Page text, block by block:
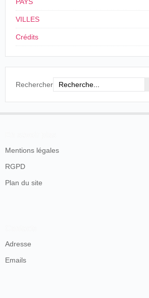
VILLES
Crédits
Rechercher
Mentions légales
RGPD
Plan du site
Adresse
Emails